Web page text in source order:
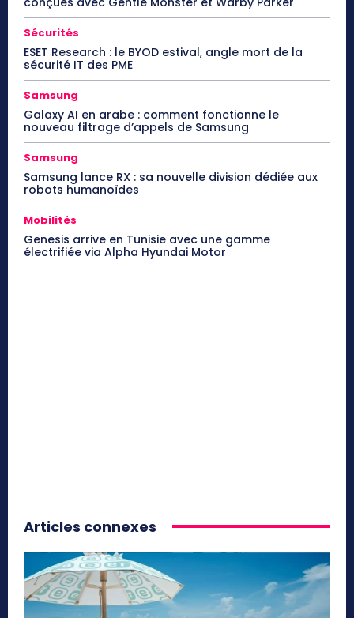
Sécurités
ESET Research : le BYOD estival, angle mort de la
sécurité IT des PME
Samsung
Galaxy AI en arabe : comment fonctionne le
nouveau filtrage d’appels de Samsung
Samsung
Samsung lance RX : sa nouvelle division dédiée aux
robots humanoïdes
Mobilités
Genesis arrive en Tunisie avec une gamme
électrifiée via Alpha Hyundai Motor
Articles connexes